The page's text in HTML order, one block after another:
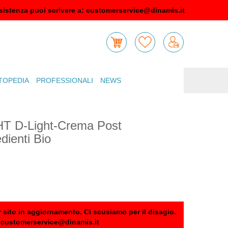
puoi scrivere a: customerservice@dinamis.it
PROFESSIONALI NEWS
D-Light-Crema Post
Bio
in aggiornamento. Ci scusiamo per il disagio.
customerservice@dinamis.it